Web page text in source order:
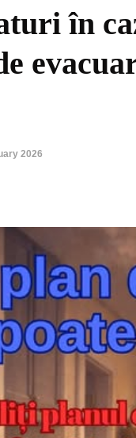
în
2026